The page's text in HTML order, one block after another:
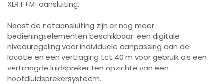
XLR F+M-aansluiting.
Naast de netaansluiting zijn er nog meer
bedieningselementen beschikbaar: een digitale
niveauregeling voor individuele aanpassing aan de
locatie en een vertraging tot 40 m voor gebruik als een
vertraagde luidspreker ten opzichte van een
hoofdluidsprekersysteem.